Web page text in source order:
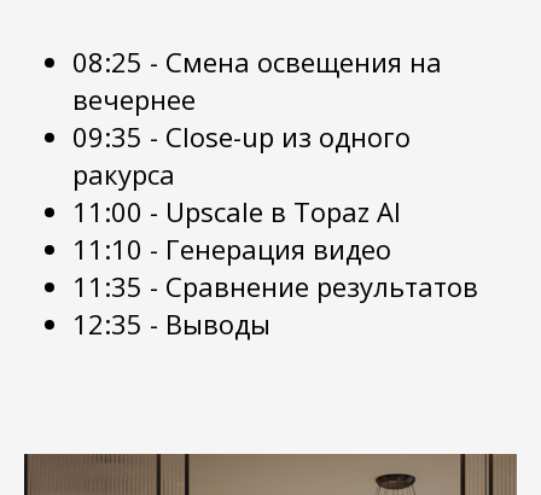
08:25 - Смена освещения на
вечернее
09:35 - Close-up из одного
ракурса
11:00 - Upscale в Topaz AI
11:10 - Генерация видео
11:35 - Сравнение результатов
12:35 - Выводы